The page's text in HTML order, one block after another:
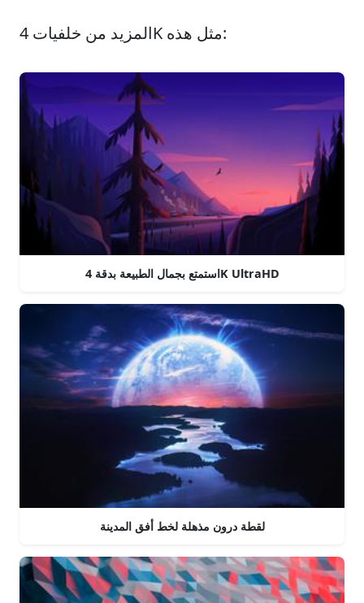
المزيد من خلفيات 4K مثل هذه:
استمتع بجمال الطبيعة بدقة 4K UltraHD
لقطة درون مذهلة لخط أفق المدينة